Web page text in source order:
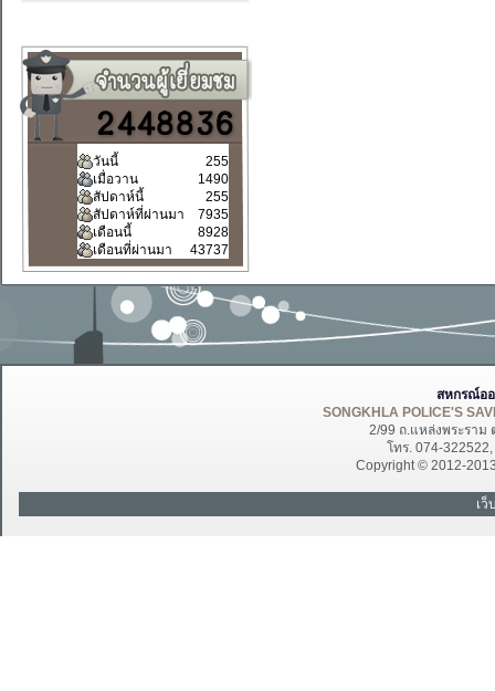
วันนี้
255
เมื่อวาน
1490
สัปดาห์นี้
255
สัปดาห์ที่ผ่านมา
7935
เดือนนี้
8928
เดือนที่ผ่านมา
43737
สหกรณ์อ
SONGKHLA POLICE'S
2/99 ถ.แหล่งพระราม
โทร. 074-
Copyright © 2012-
เ